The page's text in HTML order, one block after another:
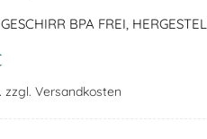
BPA FREI,
zzgl. Versandkosten